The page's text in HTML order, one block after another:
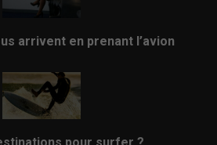
arrivent en prenant l’avion